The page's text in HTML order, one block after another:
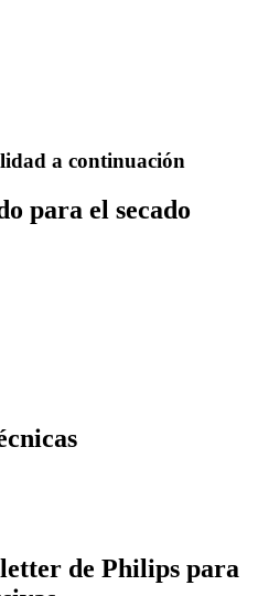
a continuación
para el secado
de Philips para